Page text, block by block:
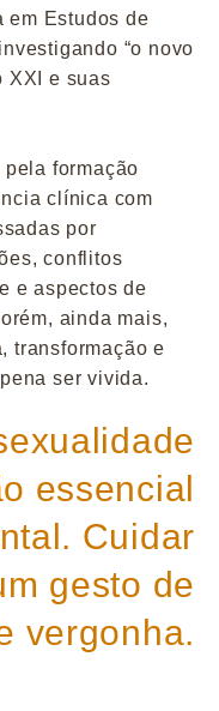
em Estudos de
“o novo
XXI e suas
formação
clínica com
por
conflitos
e aspectos de
ainda mais,
transformação e
ser vivida.
essencial
Cuidar
gesto de
vergonha.